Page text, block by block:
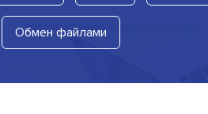
Обмен файлами